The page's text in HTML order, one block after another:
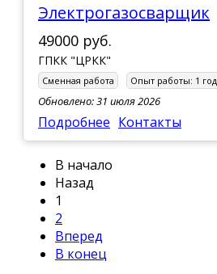
Электрогазосварщик
49000 руб.
ГПКК "ЦРКК"
Сменная работа Опыт работы: 1 год
Обновлено: 31 июля 2026
Подробнее Контакты
В начало
Назад
1
2
Вперед
В конец